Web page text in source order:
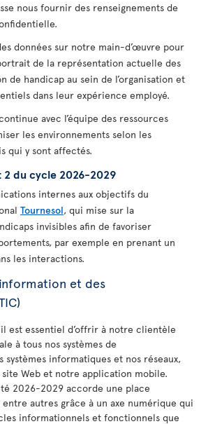
nous fournir des renseignements de
données sur notre main-d’œuvre pour
de la représentation actuelle des
de handicap au sein de l’organisation et
dans leur expérience employé.
avec l’équipe des ressources
les environnements selon les
qui y sont affectés.
2 du cycle 2026-2029
internes aux objectifs du
Tournesol, qui mise sur la
invisibles afin de favoriser
par exemple en prenant un
les interactions.
et des
est essentiel d’offrir à notre clientèle
à tous nos systèmes de
informatiques et nos réseaux,
Web et notre application mobile.
2026-2029 accorde une place
autres grâce à un axe numérique qui
informationnels et fonctionnels que